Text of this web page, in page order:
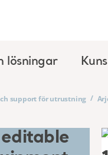
lösningar
support för utrustning /